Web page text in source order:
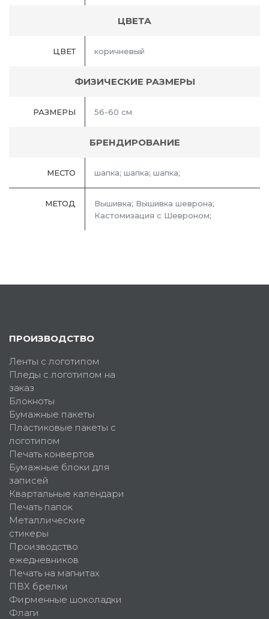
ЦВЕТА
ЦВЕТ коричневый
ФИЗИЧЕСКИЕ РАЗМЕРЫ
РАЗМЕРЫ 56-60 см
БРЕНДИРОВАНИЕ
МЕСТО шапка; шапка; шапка;
МЕТОД
Вышивка; Вышивка шеврона;
Кастомизация с Шевроном;
ПРОИЗВОДСТВО
Ленты с логотипом
Пледы с логотипом на
заказ
Блокноты
Бумажные пакеты
Пластиковые пакеты с
логотипом
Печать конвертов
Бумажные блоки для
записей
Квартальные календари
Печать папок
Металлические
стикеры
Производство
ежедневников
Печать на магнитах
ПВХ брелки
Фирменные шоколадки
Флаги